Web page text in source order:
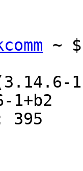
~
1+b2
395